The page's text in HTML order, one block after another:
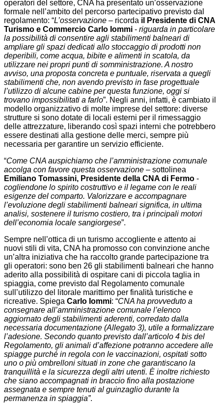
operatori del settore, CNA ha presentato un’osservazione
formale nell’ambito del percorso partecipativo previsto dal
regolamento: “L’osservazione – ricorda il Presidente di CNA
Turismo e Commercio Carlo Iommi - riguarda in particolare
la possibilità di consentire agli stabilimenti balneari di
ampliare gli spazi dedicati allo stoccaggio di prodotti non
deperibili, come acqua, bibite e alimenti in scatola, da
utilizzare nei propri punti di somministrazione. A nostro
avviso, una proposta concreta e puntuale, riservata a quegli
stabilimenti che, non avendo previsto in fase progettuale
l’utilizzo di alcune cabine per questa funzione, oggi si
trovano impossibilitati a farlo”. Negli anni, infatti, è cambiato il
modello organizzativo di molte imprese del settore: diverse
strutture si sono dotate di locali esterni per il rimessaggio
delle attrezzature, liberando così spazi interni che potrebbero
essere destinati alla gestione delle merci, sempre più
necessaria per garantire un servizio efficiente.
“Come CNA auspichiamo che l’amministrazione comunale
accolga con favore questa osservazione – sottolinea
Emiliano Tomassini, Presidente della CNA di Fermo -
cogliendone lo spirito costruttivo e il legame con le reali
esigenze del comparto. Valorizzare e accompagnare
l’evoluzione degli stabilimenti balneari significa, in ultima
analisi, sostenere il turismo costiero, tra i principali motori
dell’economia locale sangiorgese”.
Sempre nell’ottica di un turismo accogliente e attento ai
nuovi stili di vita, CNA ha promosso con convinzione anche
un’altra iniziativa che ha raccolto grande partecipazione tra
gli operatori: sono ben 26 gli stabilimenti balneari che hanno
aderito alla possibilità di ospitare cani di piccola taglia in
spiaggia, come previsto dal Regolamento comunale
sull’utilizzo del litorale marittimo per finalità turistiche e
ricreative. Spiega Carlo Iommi: “CNA ha provveduto a
consegnare all’amministrazione comunale l’elenco
aggiornato degli stabilimenti aderenti, corredato dalla
necessaria documentazione (Allegato 3), utile a formalizzare
l’adesione. Secondo quanto previsto dall’articolo 4 bis del
Regolamento, gli animali d’affezione potranno accedere alle
spiagge purché in regola con le vaccinazioni, ospitati sotto
uno o più ombrelloni situati in zone che garantiscano la
tranquillità e la sicurezza degli altri utenti. È inoltre richiesto
che siano accompagnati in braccio fino alla postazione
assegnata e sempre tenuti al guinzaglio durante la
permanenza in spiaggia”.